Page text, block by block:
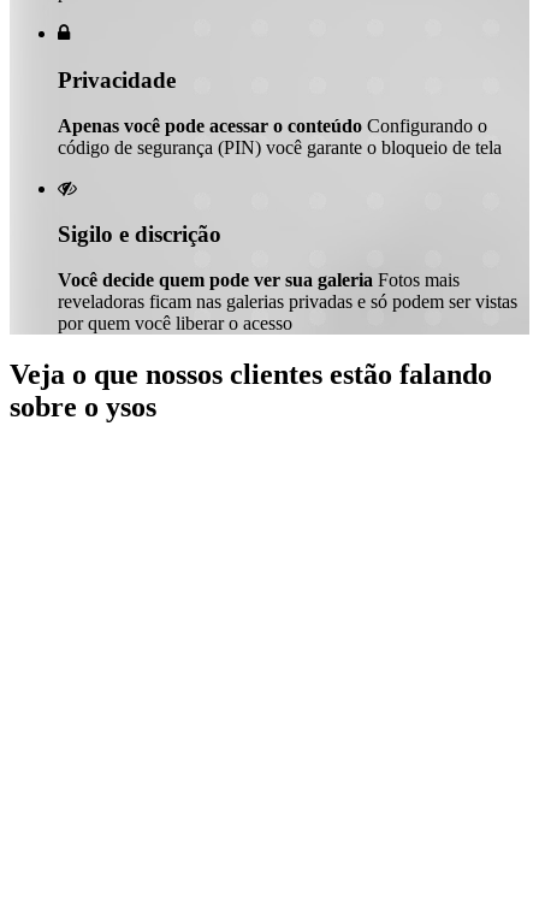

Privacidade
Apenas você pode acessar o conteúdo Configurando o
código de segurança (PIN) você garante o bloqueio de tela

Sigilo e discrição
Você decide quem pode ver sua galeria Fotos mais
reveladoras ficam nas galerias privadas e só podem ser vistas
por quem você liberar o acesso
Veja o que nossos clientes estão falando
sobre o ysos